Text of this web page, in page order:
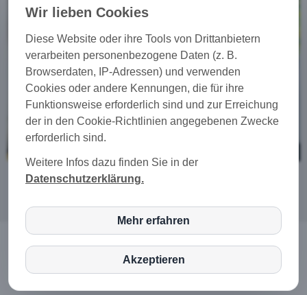
© 2024 | Klapproth'engineering GmbH|Impressum|
Datenschutzeinstellungen
Haftungsausschluss
Wir lieben Cookies
Diese Website oder ihre Tools von Drittanbietern
verarbeiten personenbezogene Daten (z. B.
Browserdaten, IP-Adressen) und verwenden
Cookies oder andere Kennungen, die für ihre
Funktionsweise erforderlich sind und zur Erreichung
der in den Cookie-Richtlinien angegebenen Zwecke
erforderlich sind.
Weitere Infos dazu finden Sie in der
Datenschutzerklärung.
Matomo (Piwik)
Mehr erfahren
Akzeptieren